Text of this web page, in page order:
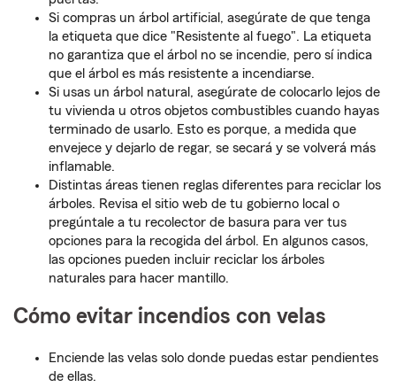
Si compras un árbol artificial, asegúrate de que tenga
la etiqueta que dice "Resistente al fuego". La etiqueta
no garantiza que el árbol no se incendie, pero sí indica
que el árbol es más resistente a incendiarse.
Si usas un árbol natural, asegúrate de colocarlo lejos de
tu vivienda u otros objetos combustibles cuando hayas
terminado de usarlo. Esto es porque, a medida que
envejece y dejarlo de regar, se secará y se volverá más
inflamable.
Distintas áreas tienen reglas diferentes para reciclar los
árboles. Revisa el sitio web de tu gobierno local o
pregúntale a tu recolector de basura para ver tus
opciones para la recogida del árbol. En algunos casos,
las opciones pueden incluir reciclar los árboles
naturales para hacer mantillo.
Cómo evitar incendios con velas
Enciende las velas solo donde puedas estar pendientes
de ellas.